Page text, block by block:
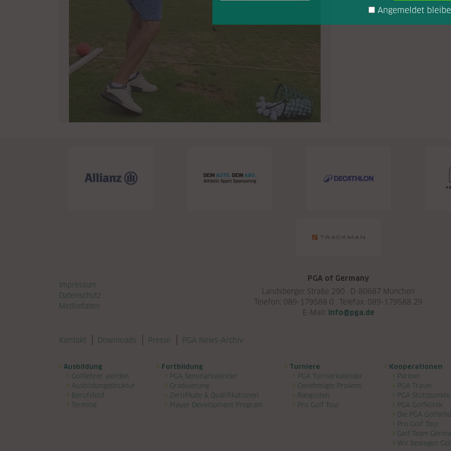
Angemeldet
Navigation überspringen
Impressum
Datenschutz
Mediadaten
PGA of Germany
Landsberger Straße 290 . D-80687 München
Telefon: 089-179588 0 . Telefax: 089-179588 29
E-Mail:
info@pga.de
Navigation überspringen
Kontakt Downloads Presse PGA News-Archiv
Navigation überspringen
Ausbildung
Golflehrer werden
Ausbildungsstruktur
Berufsfeld
Termine
Fortbildung
PGA Seminarkalender
Graduierung
Zertifikate & Qualifikationen
Player Development Program
Turniere
PGA Turnierkalender
Genehmigte ProAms
Ranglisten
Pro Golf Tour
Kooperationen
Partner
PGA Travel
PGA Stützpunkte
PGA Golfklinik
Die PGA
Pro Golf Tour
Golf Team
Wir bewegen